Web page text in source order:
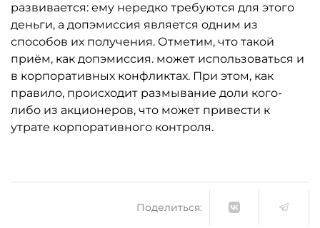
развивается: ему нередко требуются для этого
деньги, а допэмиссия является одним из
способов их получения. Отметим, что такой
приём, как допэмиссия. может использоваться и
в корпоративных конфликтах. При этом, как
правило, происходит размывание доли кого-
либо из акционеров, что может привести к
утрате корпоративного контроля.
Поделиться: